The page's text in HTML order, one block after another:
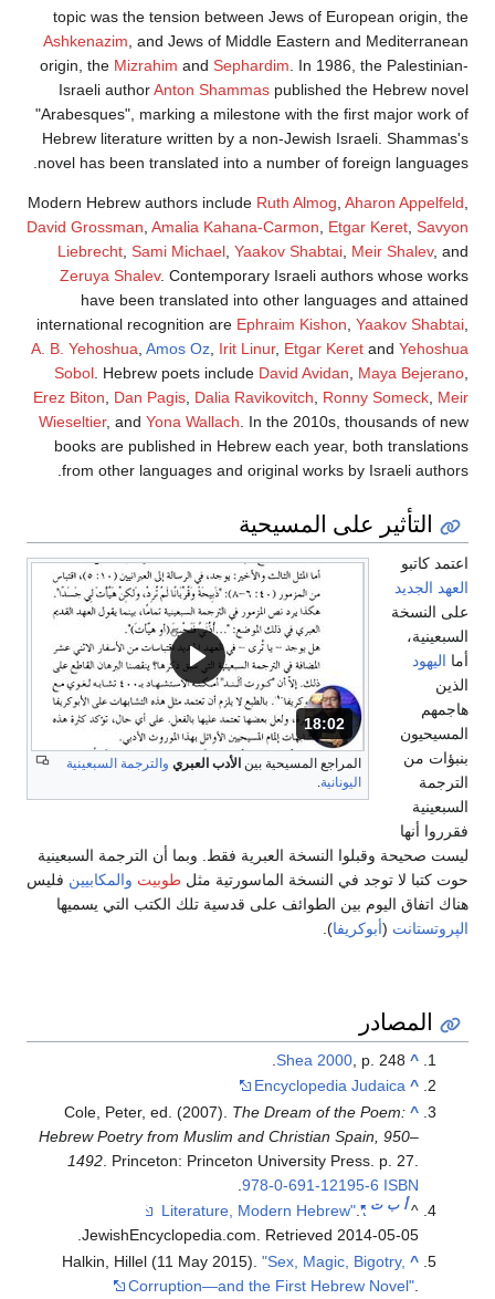
topic was the tension between Jews of European origin, the
Ashkenazim , and Jews of Middle Eastern and Mediterranean
origin, the Mizrahim and Sephardim . In 1986, the Palestinian-
Israeli authorAnton Shammas published the Hebrew novel
"Arabesques", marking a milestone with the first major work of
Hebrew literature written by a non-Jewish Israeli. Shammas's
novel has been translated into a number of foreign languages.
Modern Hebrew authors include Ruth Almog Aharon Appelfeld
David Grossman Amalia Kahana-Carmon Etgar Keret Savyon
Liebrecht Sami Michael Yaakov Shabtai Meir Shalev, and
Zeruya Shalev. Contemporary Israeli authors whose works
have been translated into other languages and attained
international recognition are Ephraim Kishon Yaakov Shabtai
A. B. Yehoshua Amos Oz Irit Linur, Etgar Keret and Yehoshua
Sobol . Hebrew poets include David Avidan Maya Bejerano
Erez Biton
Dan Pagis Dalia Ravikovitch Ronny Someck Meir
Wieseltier, and Yona Wallach . In the 2010s, thousands of new
books are published in Hebrew each year, both translations
from other languages and original works by Israeli authors.
التأثير على المسيحية
المدة: دقائق و 2 ثواني.
18:02
المراجع المسيحية بين الأدب العبري والترجمة السبعينية
اليونانية
اعتمد كاتبو
العهد الجديد
على النسخة
السبعينية،
أما اليهود
الذين
هاجمهم
المسيحيون
بنبؤات من
الترجمة
السبعينية
فقرروا أنها
ليست صحيحة وقبلوا النسخة العبرية فقط. وبما أن الترجمة السبعينية
حوت كتبا لا توجد في النسخة الماسورتية مثل طوبيت والمكابيين فليس
هناك اتفاق اليوم بين الطوائف على قدسية تلك الكتب التي يسميها
الپروتستانت (أبوكريفا).
المصادر
^
Shea 2000 , p. 248.
^
Encyclopedia Judaica
^
Cole, Peter, ed. (2007). The Dream of the Poem:
Hebrew Poetry from Muslim and Christian Spain, 950–
1492 . Princeton: Princeton University Press. p. 27.
ISBN
978-0-691-12195-6
.
^أ ب ت "Literature, Modern Hebrew"
.
JewishEncyclopedia.com . Retrieved 2014-05-05
.
^
Halkin, Hillel (11 May 2015)."Sex, Magic, Bigotry,
Corruption—and the First Hebrew Novel"